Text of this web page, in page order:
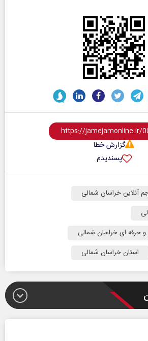
گزارش خطا
پسندیدم
آنلاین خراسان شمالی
حرفه ای خراسان شمالی
استان خراسان شمالی